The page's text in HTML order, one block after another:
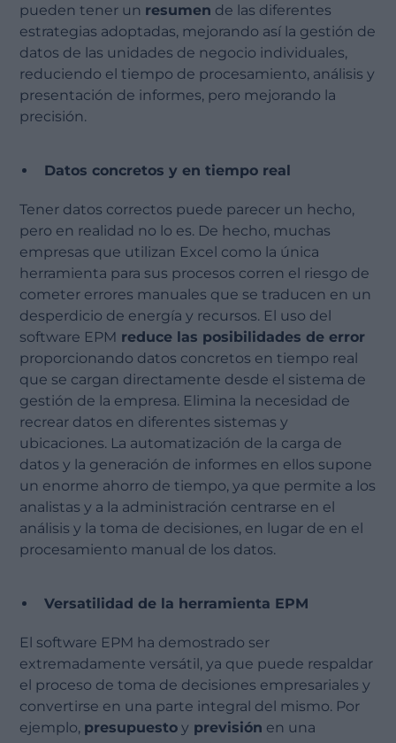
pueden tener un resumen de las diferentes
estrategias adoptadas, mejorando así la gestión de
datos de las unidades de negocio individuales,
reduciendo el tiempo de procesamiento, análisis y
presentación de informes, pero mejorando la
precisión.
Datos concretos y en tiempo real
Tener datos correctos puede parecer un hecho,
pero en realidad no lo es. De hecho, muchas
empresas que utilizan Excel como la única
herramienta para sus procesos corren el riesgo de
cometer errores manuales que se traducen en un
desperdicio de energía y recursos. El uso del
software EPM reduce las posibilidades de error
proporcionando datos concretos en tiempo real
que se cargan directamente desde el sistema de
gestión de la empresa. Elimina la necesidad de
recrear datos en diferentes sistemas y
ubicaciones. La automatización de la carga de
datos y la generación de informes en ellos supone
un enorme ahorro de tiempo, ya que permite a los
analistas y a la administración centrarse en el
análisis y la toma de decisiones, en lugar de en el
procesamiento manual de los datos.
Versatilidad de la herramienta EPM
El software EPM ha demostrado ser
extremadamente versátil, ya que puede respaldar
el proceso de toma de decisiones empresariales y
convertirse en una parte integral del mismo. Por
ejemplo, presupuesto y previsión en una